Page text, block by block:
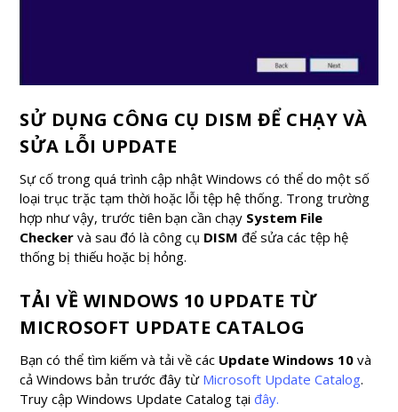
SỬ DỤNG CÔNG CỤ DISM ĐỂ CHẠY VÀ
SỬA LỖI UPDATE
Sự cố trong quá trình cập nhật Windows có thể do một số
loại trục trặc tạm thời hoặc lỗi tệp hệ thống. Trong trường
hợp như vậy, trước tiên bạn cần chạy System File
Checker và sau đó là công cụ DISM để sửa các tệp hệ
thống bị thiếu hoặc bị hỏng.
TẢI VỀ WINDOWS 10 UPDATE TỪ
MICROSOFT UPDATE CATALOG
Bạn có thể tìm kiếm và tải về các Update Windows 10 và
cả Windows bản trước đây từ Microsoft Update Catalog.
Truy cập Windows Update Catalog tạiđây.